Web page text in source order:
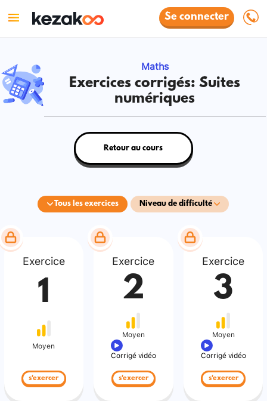
Se connecter
Maths
Exercices corrigés: Suites
numériques
Tous les exercices Niveau de difficulté
Retour au cours
Exercice
1
Moyen
s'exercer
Exercice
2
Moyen
Corrigé vidéo
s'exercer
Exercice
3
Moyen
Corrigé vidéo
s'exercer